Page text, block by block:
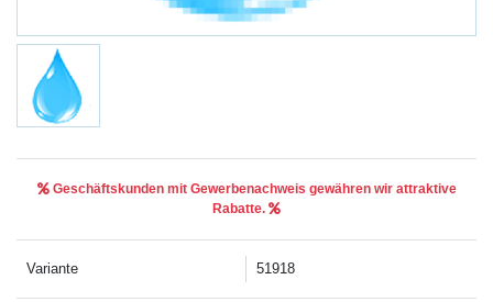
Geschäftskunden mit Gewerbenachweis gewähren wir attraktive
Rabatte.
Variante 51918